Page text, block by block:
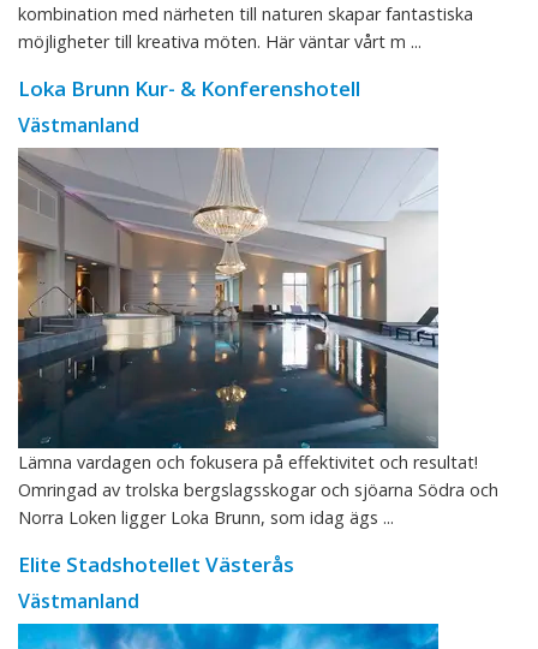
kombination med närheten till naturen skapar fantastiska
möjligheter till kreativa möten. Här väntar vårt m ...
Loka Brunn Kur- & Konferenshotell
Västmanland
Lämna vardagen och fokusera på effektivitet och resultat!
Omringad av trolska bergslagsskogar och sjöarna Södra och
Norra Loken ligger Loka Brunn, som idag ägs ...
Elite Stadshotellet Västerås
Västmanland